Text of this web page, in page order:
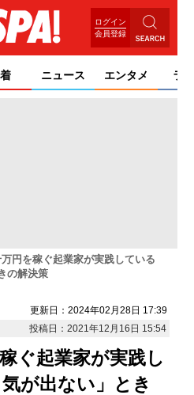
ログイン
会員登録
ニュース エンタメ ライ
万円を稼ぐ起業家が実践している
の解決策
更新日：2024年02月28日 17:39
投稿日：2021年12月16日 15:54
ぐ起業家が実践し
が出ない」とき